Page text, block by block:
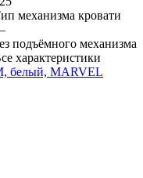
механизма кровати
подъёмного механизма
характеристики